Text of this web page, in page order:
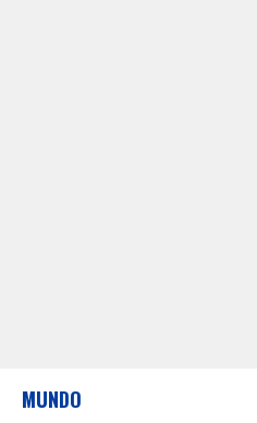
MUNDO